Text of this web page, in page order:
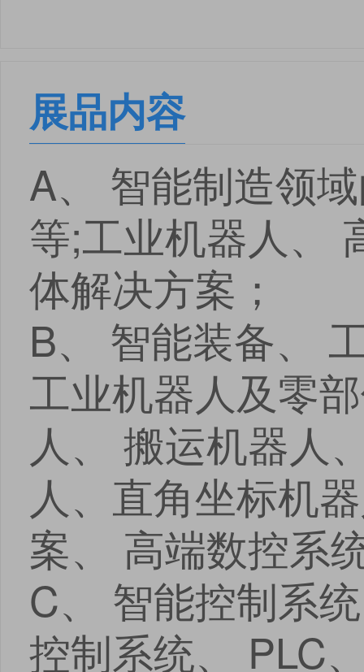
展品内容
A、 智能制造领
等;工业机器人、
体解决方案；
B、 智能装备、
工业机器人及零
人、 搬运机器人
人、直角坐标机
案、 高端数控系
C、 智能控制系统
控制系统、 PLC